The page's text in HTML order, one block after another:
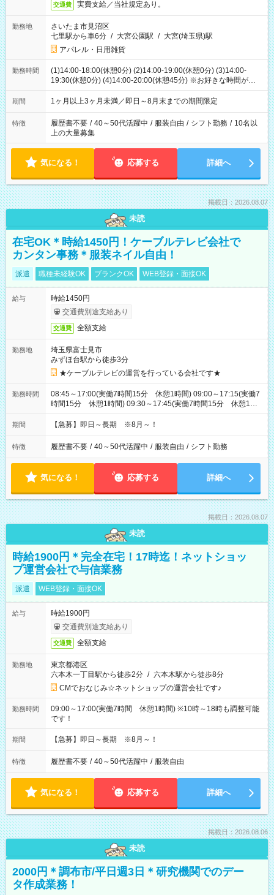
交通費 実費支給／当社規定あり。
勤務地
さいたま市見沼区
七里駅から車6分 / 大宮公園駅 / 大宮(埼玉県)駅
アパレル・日用雑貨
勤務時間
(1)14:00-18:00(休憩0分) (2)14:00-19:00(休憩0分) (3)14:00-
19:30(休憩0分) (4)14:00-20:00(休憩45分) ※お好きな時間が選べ
ます
期間 1ヶ月以上3ヶ月未満／即日～8月末までの期間限定
特徴 履歴書不要 / 40～50代活躍中 / 服装自由 / シフト勤務 / 10名以
上の大量募集
気になる！ 応募する 詳細へ
掲載日：2026.08.07
未読
在宅OK＊時給1450円！ケーブルテレビ会社で
カンタン事務＊服装ネイル自由！
派遣 職種未経験OK ブランクOK WEB登録・面接OK
給与
時給1450円
交通費別途支給あり
交通費 全額支給
勤務地
埼玉県富士見市
みずほ台駅から徒歩3分
★ケーブルテレビの運営を行っている会社です★
勤務時間
08:45～17:00(実働7時間15分 休憩1時間) 09:00～17:15(実働7
時間15分 休憩1時間) 09:30～17:45(実働7時間15分 休憩1時
間) ※11:45～20:00：週1回程度遅番あります(在宅勤務OK) ※配
属チームにより
期間 【急募】即日～長期 ※8月～！
特徴 履歴書不要 / 40～50代活躍中 / 服装自由 / シフト勤務
気になる！ 応募する 詳細へ
掲載日：2026.08.07
未読
時給1900円＊完全在宅！17時迄！ネットショッ
プ運営会社で与信業務
派遣 WEB登録・面接OK
給与
時給1900円
交通費別途支給あり
交通費 全額支給
勤務地
東京都港区
六本木一丁目駅から徒歩2分 / 六本木駅から徒歩8分
CMでおなじみ☆ネットショップの運営会社です♪
勤務時間
09:00～17:00(実働7時間 休憩1時間) ※10時～18時も調整可能
です！
期間 【急募】即日～長期 ※8月～！
特徴 履歴書不要 / 40～50代活躍中 / 服装自由
気になる！ 応募する 詳細へ
掲載日：2026.08.06
未読
2000円＊調布市/平日週3日＊研究機関でのデー
タ作成業務！